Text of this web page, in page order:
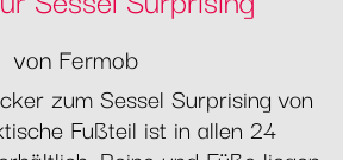
von Fermob
zum Sessel Surprising von
Fußteil ist in allen 24